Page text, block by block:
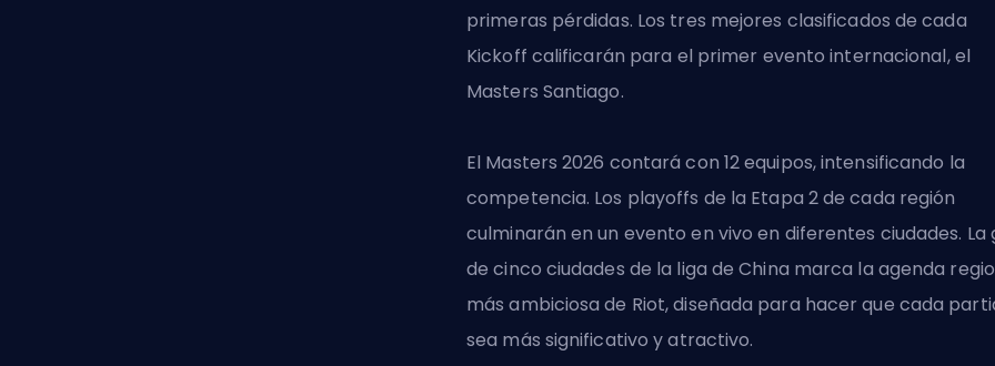
primeras pérdidas. Los tres mejores clasificados de cada
Kickoff calificarán para el primer evento internacional, el
Masters Santiago.
El Masters 2026 contará con 12 equipos, intensificando la
competencia. Los playoffs de la Etapa 2 de cada región
culminarán en un evento en vivo en diferentes ciudades. La
de cinco ciudades de la liga de China marca la agenda
más ambiciosa de Riot, diseñada para hacer que cada
sea más significativo y atractivo.